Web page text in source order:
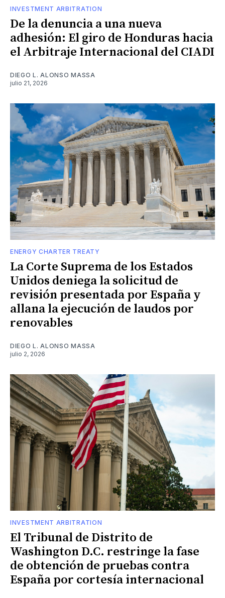
INVESTMENT ARBITRATION
De la denuncia a una nueva
adhesión: El giro de Honduras hacia
el Arbitraje Internacional del CIADI
DIEGO L. ALONSO MASSA
julio 21, 2026
ENERGY CHARTER TREATY
La Corte Suprema de los Estados
Unidos deniega la solicitud de
revisión presentada por España y
allana la ejecución de laudos por
renovables
DIEGO L. ALONSO MASSA
julio 2, 2026
INVESTMENT ARBITRATION
El Tribunal de Distrito de
Washington D.C. restringe la fase
de obtención de pruebas contra
España por cortesía internacional